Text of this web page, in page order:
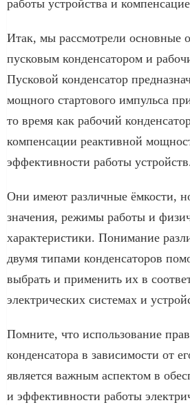
работы устройства и
Итак, мы рассмотрели основные
пусковым конденсатором и
Пусковой конденсатор
мощного стартового импульса
то время как рабочий
компенсации реактивной
эффективности работы
Они имеют различные ёмкости,
значения, режимы работы и
характеристики. Понимание
двумя типами конденсаторов
выбрать и применить их в
электрических системах и
Помните, что использование
конденсатора в зависимости от
является важным аспектом в
и эффективности работы